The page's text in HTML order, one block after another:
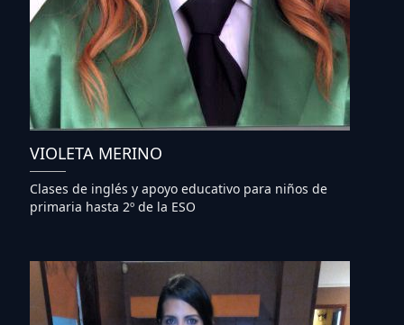
VIOLETA MERINO
Clases de inglés y apoyo educativo para niños de
primaria hasta 2º de la ESO